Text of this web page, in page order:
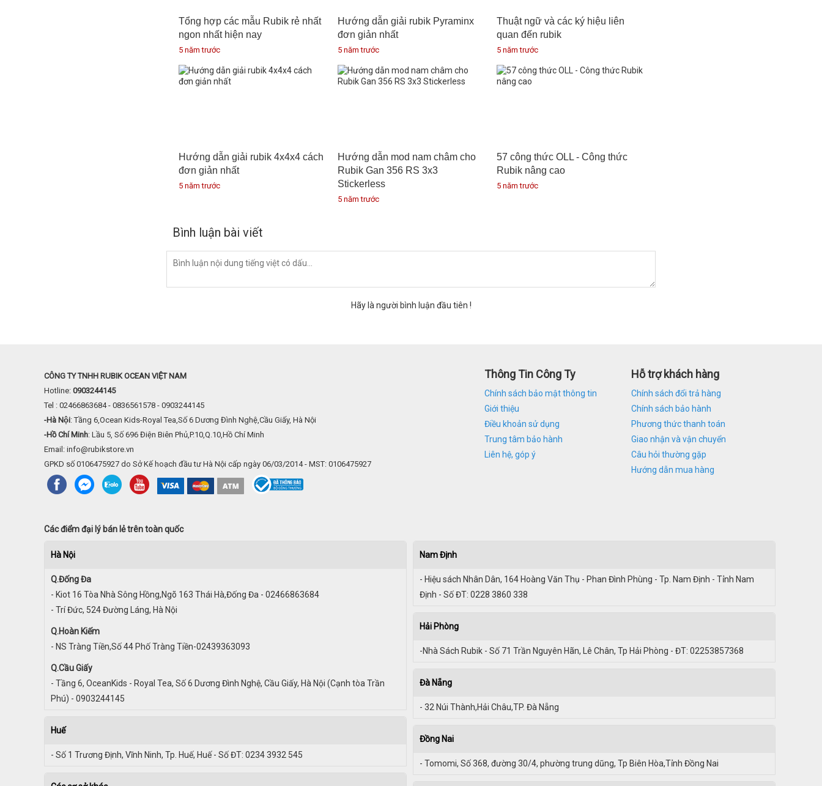
Tổng hợp các mẫu Rubik rẻ nhất
ngon nhất hiện nay
5 năm trước
Hướng dẫn giải rubik Pyraminx
đơn giản nhất
5 năm trước
Thuật ngữ và các ký hiệu liên
quan đến rubik
5 năm trước
Hướng dẫn giải rubik 4x4x4 cách
đơn giản nhất
5 năm trước
Hướng dẫn mod nam châm cho
Rubik Gan 356 RS 3x3
Stickerless
5 năm trước
57 công thức OLL - Công thức
Rubik nâng cao
5 năm trước
Bình luận bài viết
Hãy là người bình luận đầu tiên !
CÔNG TY TNHH RUBIK OCEAN VIỆT NAM
Hotline: 0903244145
Tel : 02466863684 - 0836561578 - 0903244145
-Hà Nội: Tầng 6,Ocean Kids-Royal Tea,Số 6 Dương Đình Nghệ,Cầu Giấy, Hà Nội
-Hồ Chí Minh: Lầu 5, Số 696 Điện Biên Phủ,P.10,Q.10,Hồ Chí Minh
Email: info@rubikstore.vn
GPKD số 0106475927 do Sở Kế hoạch đầu tư Hà Nội cấp ngày 06/03/2014 - MST: 0106475927
Thông Tin Công Ty
Chính sách bảo mật thông tin
Giới thiệu
Điều khoản sử dụng
Trung tâm bảo hành
Liên hệ, góp ý
Hỗ trợ khách hàng
Chính sách đổi trả hàng
Chính sách bảo hành
Phương thức thanh toán
Giao nhận và vận chuyển
Câu hỏi thường gặp
Hướng dẫn mua hàng
Các điểm đại lý bán lẻ trên toàn quốc
Hà Nội
Q.Đống Đa
- Kiot 16 Tòa Nhà Sông Hồng,Ngõ 163 Thái Hà,Đống Đa - 02466863684
- Trí Đức, 524 Đường Láng, Hà Nội
Q.Hoàn Kiếm
- NS Tràng Tiền,Số 44 Phố Tràng Tiền-02439363093
Q.Cầu Giấy
- Tầng 6, OceanKids - Royal Tea, Số 6 Dương Đình Nghệ, Cầu Giấy, Hà Nội (Cạnh tòa Trần
Phú) - 0903244145
Huế
- Số 1 Trương Định, Vĩnh Ninh, Tp. Huế, Huế - Số ĐT: 0234 3932 545
Nam Định
- Hiệu sách Nhân Dân, 164 Hoàng Văn Thụ - Phan Đình Phùng - Tp. Nam Định - Tỉnh Nam
Định - Số ĐT: 0228 3860 338
Hải Phòng
-Nhà Sách Rubik - Số 71 Trần Nguyên Hãn, Lê Chân, Tp Hải Phòng - ĐT: 02253857368
Đà Nẵng
- 32 Núi Thành,Hải Châu,TP. Đà Nẵng
Đồng Nai
- Tomomi, Số 368, đường 30/4, phường trung dũng, Tp Biên Hòa,Tỉnh Đồng Nai